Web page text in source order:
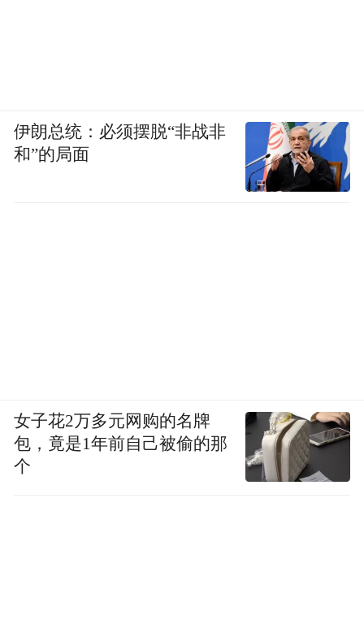
伊朗总统：必须摆脱“非战非
和”的局面
女子花2万多元网购的名牌
包，竟是1年前自己被偷的那
个